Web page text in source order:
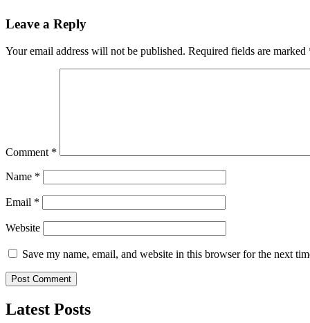
Leave a Reply
Your email address will not be published. Required fields are marked
Comment *
Name *
Email *
Website
Save my name, email, and website in this browser for the next
Latest Posts